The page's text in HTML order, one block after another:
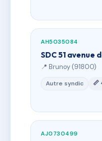
AH5035084
SDC 51 avenue
📍 Brunoy (91800)
Autre syndic 📏
AJ0730499